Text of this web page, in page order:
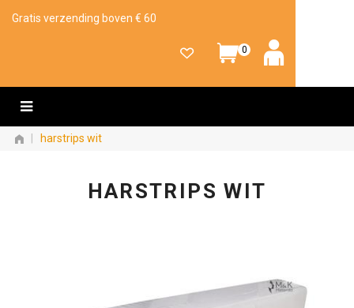
Gratis verzending boven € 60
0
harstrips wit
HARSTRIPS WIT